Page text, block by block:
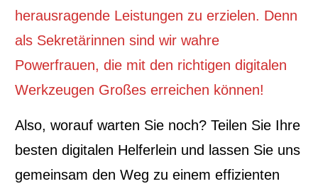
herausragende Leistungen zu erzielen. Denn
als Sekretärinnen sind wir wahre
Powerfrauen, die mit den richtigen digitalen
Werkzeugen Großes erreichen können!
Also, worauf warten Sie noch? Teilen Sie Ihre
besten digitalen Helferlein und lassen Sie uns
gemeinsam den Weg zu einem effizienten